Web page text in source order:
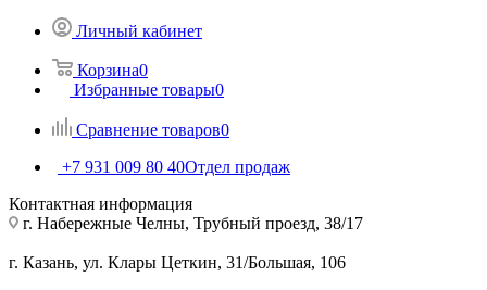
Личный кабинет
Корзина0
Избранные товары0
Сравнение товаров0
+7 931 009 80 40Отдел продаж
Контактная информация
г. Набережные Челны, Трубный проезд, 38/17
г. Казань, ул. Клары Цеткин, 31/Большая, 106